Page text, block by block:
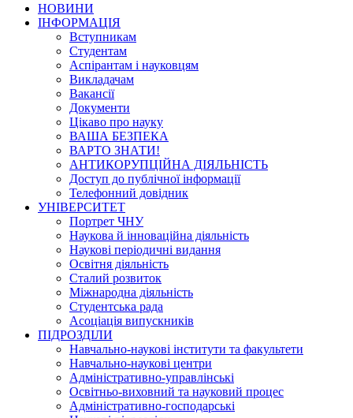
НОВИНИ
ІНФОРМАЦІЯ
Вступникам
Студентам
Аспірантам і науковцям
Викладачам
Вакансії
Документи
Цікаво про науку
ВАША БЕЗПЕКА
ВАРТО ЗНАТИ!
АНТИКОРУПЦІЙНА ДІЯЛЬНІСТЬ
Доступ до публічної інформації
Телефонний довідник
УНІВЕРСИТЕТ
Портрет ЧНУ
Наукова й інноваційна діяльність
Наукові періодичні видання
Освітня діяльність
Сталий розвиток
Міжнародна діяльність
Студентська рада
Асоціація випускників
ПІДРОЗДІЛИ
Навчально-наукові інститути та факультети
Навчально-наукові центри
Адміністративно-управлінські
Освітньо-виховний та науковий процес
Адміністративно-господарські